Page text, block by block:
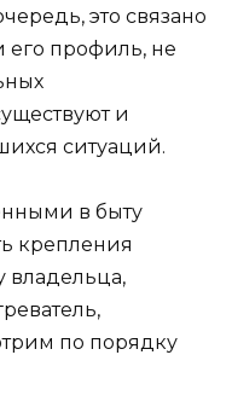
это связано
его профиль, не
и
ситуаций.
в быту
крепления
владельца,
по порядку